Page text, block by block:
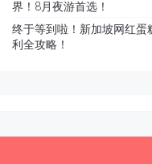
界！8月夜游首选！
终于等到啦！新加坡网红蛋
利全攻略！